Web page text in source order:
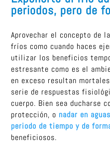
periodos, pero de
Aprovechar el concepto de la
fríos como cuando haces
utilizar los beneficios
estresante como es el
en exceso resultan
serie de respuestas
cuerpo. Bien sea ducharse
protección, o nadar en
periodo de tiempo y de
beneficiosos.